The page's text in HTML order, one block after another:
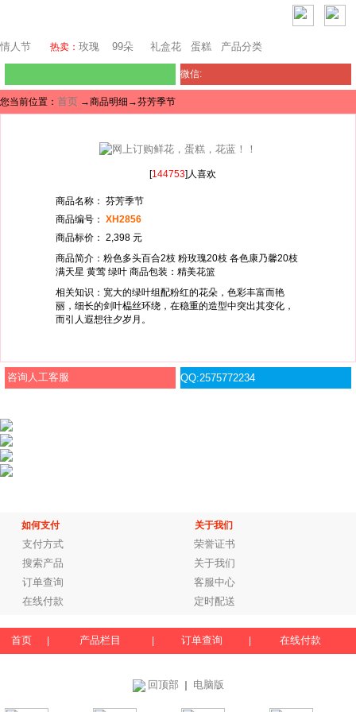
情人节 热卖： 玫瑰 99朵 礼盒花 蛋糕 产品分类
微信:
您当前位置： 首页 →商品明细→芬芳季节
[144753]人喜欢
商品名称： 芬芳季节
商品编号： XH2856
商品标价： 2,398 元
商品简介：粉色多头百合2枝 粉玫瑰20枝 各色康乃馨20枝
满天星 黄莺 绿叶 商品包装：精美花篮
相关知识：宽大的绿叶组配粉红的花朵，色彩丰富而艳
丽，细长的剑叶榀丝环绕，在稳重的造型中突出其变化，
而引人遐想往夕岁月。
咨询人工客服 QQ:2575772234
如何支付 关于我们
支付方式
荣誉证书
搜索产品
关于我们
订单查询
客服中心
在线付款
定时配送
首页 产品栏目 订单查询 在线付款
回顶部 电脑版